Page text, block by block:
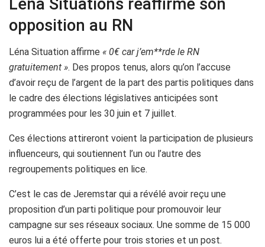
Léna Situations réaffirme son
opposition au RN
Léna Situation affirme « 0€ car j’em**rde le RN
gratuitement ». Des propos tenus, alors qu’on l’accuse
d’avoir reçu de l’argent de la part des partis politiques dans
le cadre des élections législatives anticipées sont
programmées pour les 30 juin et 7 juillet.
Ces élections attireront voient la participation de plusieurs
influenceurs, qui soutiennent l’un ou l’autre des
regroupements politiques en lice.
C’est le cas de Jeremstar qui a révélé avoir reçu une
proposition d’un parti politique pour promouvoir leur
campagne sur ses réseaux sociaux. Une somme de 15 000
euros lui a été offerte pour trois stories et un post.